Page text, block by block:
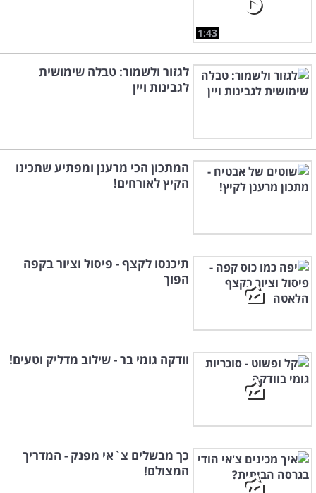
1:43
לגזור ולשמור: טבלה שימושית
לגבינות ויין
המתכון הכי מרענן ומפתיע שתכינו
הקיץ לאורחים!
תיכנסו לקצף - פיסול וציור בקפה
הפוך
וודקה גומי בר - שילוב מדליק וטעים!
כך מבשלים צ`אי מפנק - המדריך
המצולם!